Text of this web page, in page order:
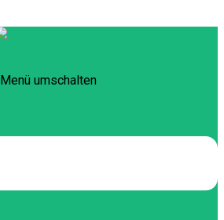
Menü umschalten